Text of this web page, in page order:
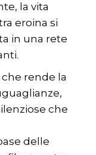
la vita
eroina si
in una rete
rende la
che
delle